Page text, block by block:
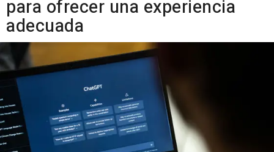
para ofrecer una experiencia
adecuada